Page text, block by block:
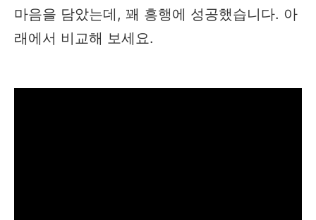
마음을 담았는데, 꽤 흥행에 성공했습니다. 아
래에서 비교해 보세요.